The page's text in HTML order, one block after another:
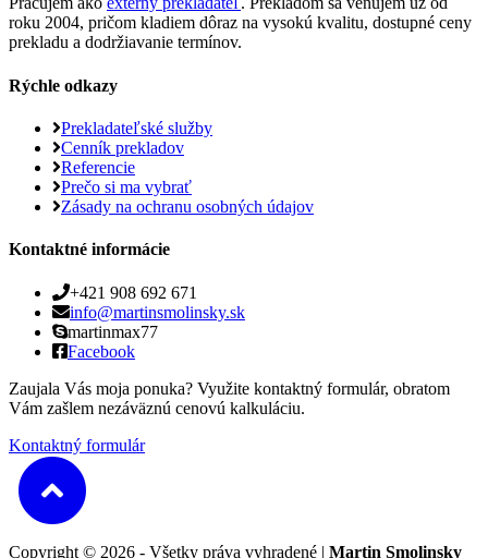
roku 2004, pričom kladiem dôraz na vysokú kvalitu, dostupné ceny
prekladu a dodržiavanie termínov.
Rýchle odkazy
Prekladateľské služby
Cenník prekladov
Referencie
Prečo si ma vybrať
Zásady na ochranu osobných údajov
Kontaktné informácie
+421 908 692 671
info@martinsmolinsky.sk
martinmax77
Facebook
Zaujala Vás moja ponuka? Využite kontaktný formulár, obratom
Vám zašlem nezáväznú cenovú kalkuláciu.
Kontaktný formulár
Copyright © 2026 - Všetky práva vyhradené | Martin Smolinsky